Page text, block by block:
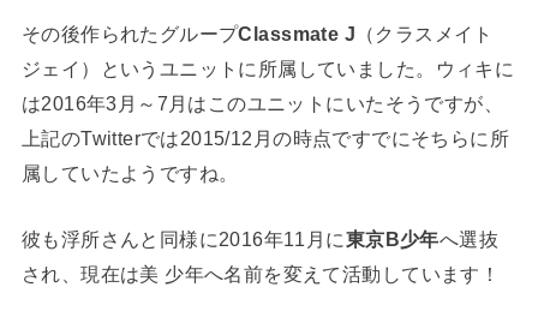
その後作られたグループClassmate J （クラスメイト
ジェイ）というユニットに所属していました。ウィキに
は2016年3月～7月はこのユニットにいたそうですが、
上記のTwitterでは2015/12月の時点ですでにそちらに所
属していたようですね。
彼も浮所さんと同様に2016年11月に東京B少年へ選抜
され、現在は美 少年へ名前を変えて活動しています！